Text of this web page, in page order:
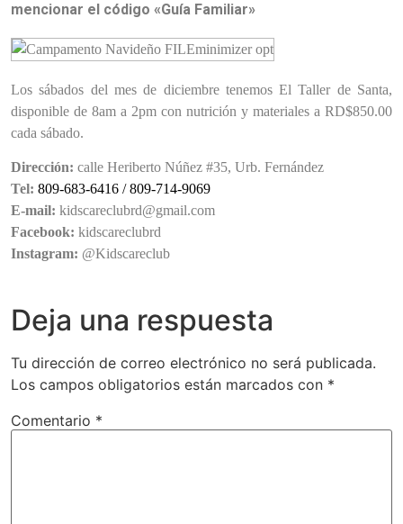
mencionar el código «Guía Familiar»
Los sábados del mes de diciembre tenemos El Taller de Santa,
disponible de 8am a 2pm con nutrición y materiales a RD$850.00
cada sábado.
Dirección: calle Heriberto Núñez #35, Urb. Fernández
Tel: 809-683-6416 / 809-714-9069
E-mail: kidscareclubrd@gmail.com
Facebook: kidscareclubrd
Instagram: @Kidscareclub
Deja una respuesta
Tu dirección de correo electrónico no será publicada.
Los campos obligatorios están marcados con *
Comentario *